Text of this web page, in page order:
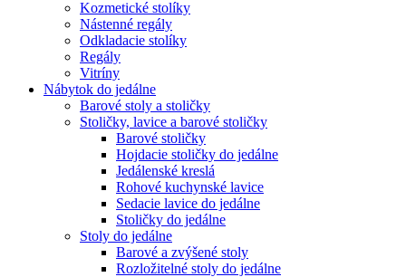
Kozmetické stolíky
Nástenné regály
Odkladacie stolíky
Regály
Vitríny
Nábytok do jedálne
Barové stoly a stoličky
Stoličky, lavice a barové stoličky
Barové stoličky
Hojdacie stoličky do jedálne
Jedálenské kreslá
Rohové kuchynské lavice
Sedacie lavice do jedálne
Stoličky do jedálne
Stoly do jedálne
Barové a zvýšené stoly
Rozložitelné stoly do jedálne